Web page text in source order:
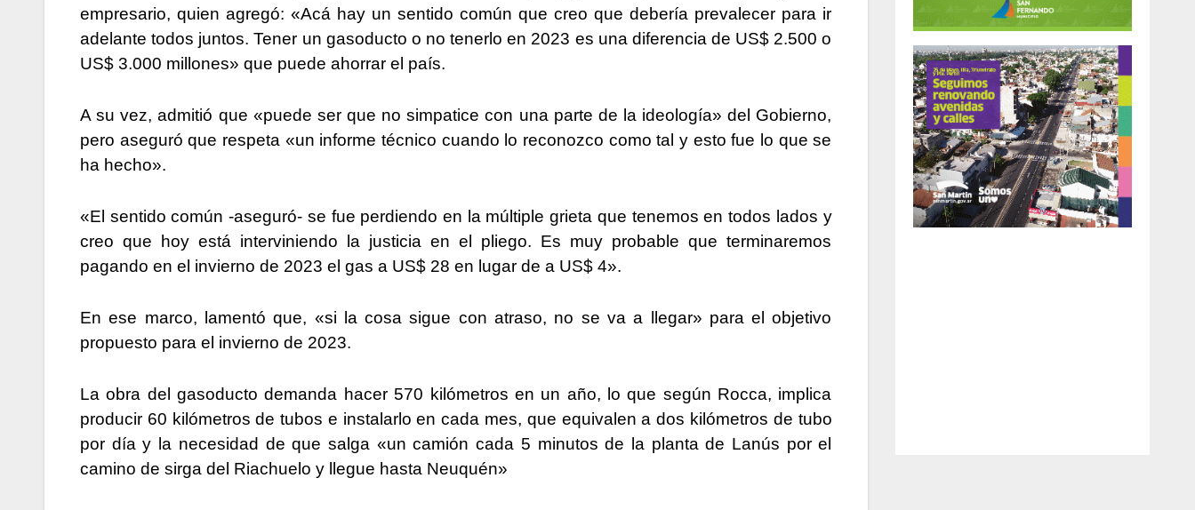
empresario, quien agregó: «Acá hay un sentido común que creo que debería prevalecer para ir
adelante todos juntos. Tener un gasoducto o no tenerlo en 2023 es una diferencia de US$ 2.500 o
US$ 3.000 millones» que puede ahorrar el país.
A su vez, admitió que «puede ser que no simpatice con una parte de la ideología» del Gobierno,
pero aseguró que respeta «un informe técnico cuando lo reconozco como tal y esto fue lo que se
ha hecho».
«El sentido común -aseguró- se fue perdiendo en la múltiple grieta que tenemos en todos lados y
creo que hoy está interviniendo la justicia en el pliego. Es muy probable que terminaremos
pagando en el invierno de 2023 el gas a US$ 28 en lugar de a US$ 4».
En ese marco, lamentó que, «si la cosa sigue con atraso, no se va a llegar» para el objetivo
propuesto para el invierno de 2023.
La obra del gasoducto demanda hacer 570 kilómetros en un año, lo que según Rocca, implica
producir 60 kilómetros de tubos e instalarlo en cada mes, que equivalen a dos kilómetros de tubo
por día y la necesidad de que salga «un camión cada 5 minutos de la planta de Lanús por el
camino de sirga del Riachuelo y llegue hasta Neuquén»